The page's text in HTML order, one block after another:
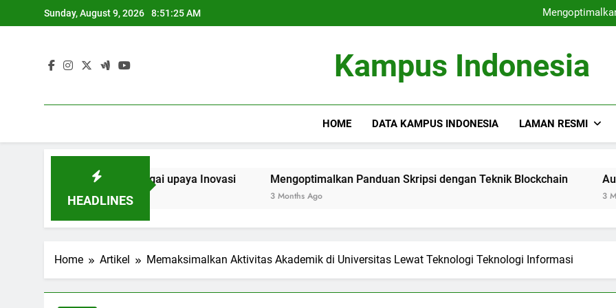
to
Sunday, August 9, 2026 8:51:26 AM
Audit Mutu Internal : Faktor
Audit Mutu Internal : Faktor
Kampus Indonesia
HOME DATA KAMPUS INDONESIA LAMAN RESMI
HEADLINES
Riset sebagai upaya Inovasi Mengoptimalkan Panduan Skripsi dengan Teknik Blockchain Audit Mutu
Home Artikel Memaksimalkan Aktivitas Akademik di Universitas Lewat Teknologi Teknologi Informasi